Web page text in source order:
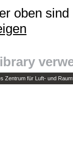
oben
für Luft- und